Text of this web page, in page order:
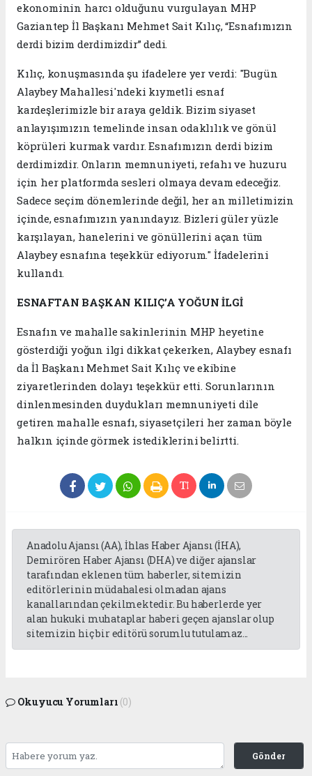
ekonominin harcı olduğunu vurgulayan MHP
Gaziantep İl Başkanı Mehmet Sait Kılıç, “Esnafımızın
derdi bizim derdimizdir” dedi.
Kılıç, konuşmasında şu ifadelere yer verdi: "Bugün
Alaybey Mahallesi'ndeki kıymetli esnaf
kardeşlerimizle bir araya geldik. Bizim siyaset
anlayışımızın temelinde insan odaklılık ve gönül
köprüleri kurmak vardır. Esnafımızın derdi bizim
derdimizdir. Onların memnuniyeti, refahı ve huzuru
için her platformda sesleri olmaya devam edeceğiz.
Sadece seçim dönemlerinde değil, her an milletimizin
içinde, esnafımızın yanındayız. Bizleri güler yüzle
karşılayan, hanelerini ve gönüllerini açan tüm
Alaybey esnafına teşekkür ediyorum." İfadelerini
kullandı.
ESNAFTAN BAŞKAN KILIÇ’A YOĞUN İLGİ
Esnafın ve mahalle sakinlerinin MHP heyetine
gösterdiği yoğun ilgi dikkat çekerken, Alaybey esnafı
da İl Başkanı Mehmet Sait Kılıç ve ekibine
ziyaretlerinden dolayı teşekkür etti. Sorunlarının
dinlenmesinden duydukları memnuniyeti dile
getiren mahalle esnafı, siyasetçileri her zaman böyle
halkın içinde görmek istediklerini belirtti.
Anadolu Ajansı (AA), İhlas Haber Ajansı (İHA),
Demirören Haber Ajansı (DHA) ve diğer ajanslar
tarafından eklenen tüm haberler, sitemizin
editörlerinin müdahalesi olmadan ajans
kanallarından çekilmektedir. Bu haberlerde yer
alan hukuki muhataplar haberi geçen ajanslar olup
sitemizin hiç bir editörü sorumlu tutulamaz...
Okuyucu Yorumları (0)
Gönder